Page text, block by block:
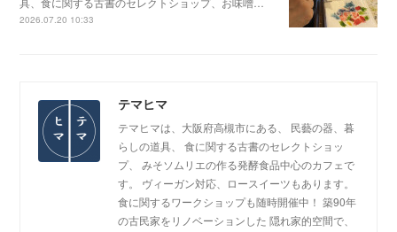
2026.07.20 10:33
テマヒマ
テマヒマは、大阪府高槻市にある、 民藝の器、暮
らしの道具、 食に関する古書のセレクトショッ
プ、 みそソムリエの作る発酵食品中心のカフェで
す。 ヴィーガン対応、ロースイーツもあります。
食に関するワークショップも随時開催中！ 築90年
の古民家をリノベーションした 隠れ家的空間で、